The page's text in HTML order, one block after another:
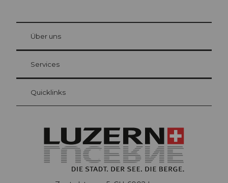
Gästekarte Luzern
Ihre Vorteile als Übernachtungsgast
at Bre
Über uns
Services
Quicklinks